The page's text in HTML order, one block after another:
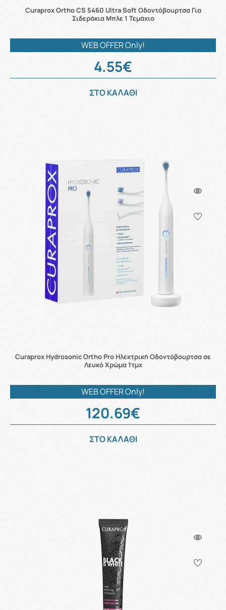
Curaprox Ortho CS 5460 Ultra Soft Οδοντόβουρτσα Για
Σιδεράκια Μπλε 1 Τεμάχιο
WEB OFFER Only!
4.55€
ΣΤΟ ΚΑΛΑΘΙ
Curaprox Hydrosonic Ortho Pro Ηλεκτρική Οδοντόβουρτσα σε
Λευκό Χρώμα 1τμχ
WEB OFFER Only!
120.69€
ΣΤΟ ΚΑΛΑΘΙ